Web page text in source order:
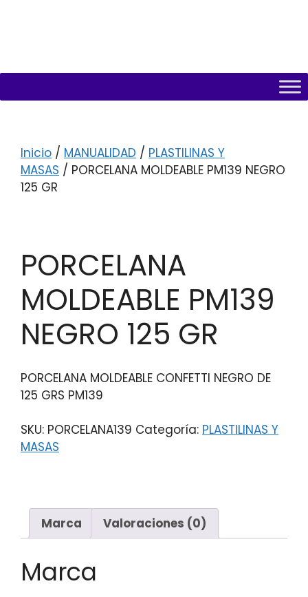
Inicio / MANUALIDAD / PLASTILINAS Y
MASAS / PORCELANA MOLDEABLE PM139 NEGRO
125 GR
PORCELANA
MOLDEABLE PM139
NEGRO 125 GR
PORCELANA MOLDEABLE CONFETTI NEGRO DE
125 GRS PM139
SKU: PORCELANA139 Categoría: PLASTILINAS Y
MASAS
Marca Valoraciones (0)
Marca